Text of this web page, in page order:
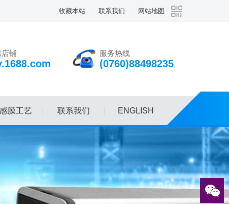
收藏本站 联系我们 网站地图
店铺 服务热线
(0760)88498235
膜工艺 联系我们 ENGLISH